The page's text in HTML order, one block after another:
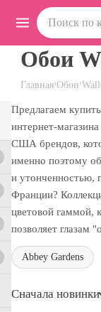
Главная›Обои›
Обои
Предлагаем
интернет-
США брендов,
именно поэтому
и утонченностью,
Франции?
цветовой гаммой,
позволяет глазам
Abbey Gardens
Сначала новинки